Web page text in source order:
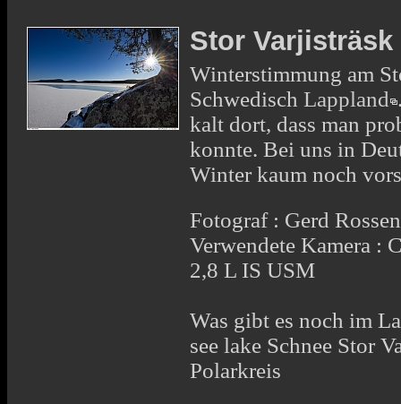
Stor
Winterstimmung am
SchwedischLappland
kalt dort, dass man
konnte. Bei uns in
Winter kaum noch
Fotograf : Gerd Rossen
Verwendete Kamera :
2,8 L IS USM
Was gibt es noch im
see lake Schnee Stor
Polarkreis